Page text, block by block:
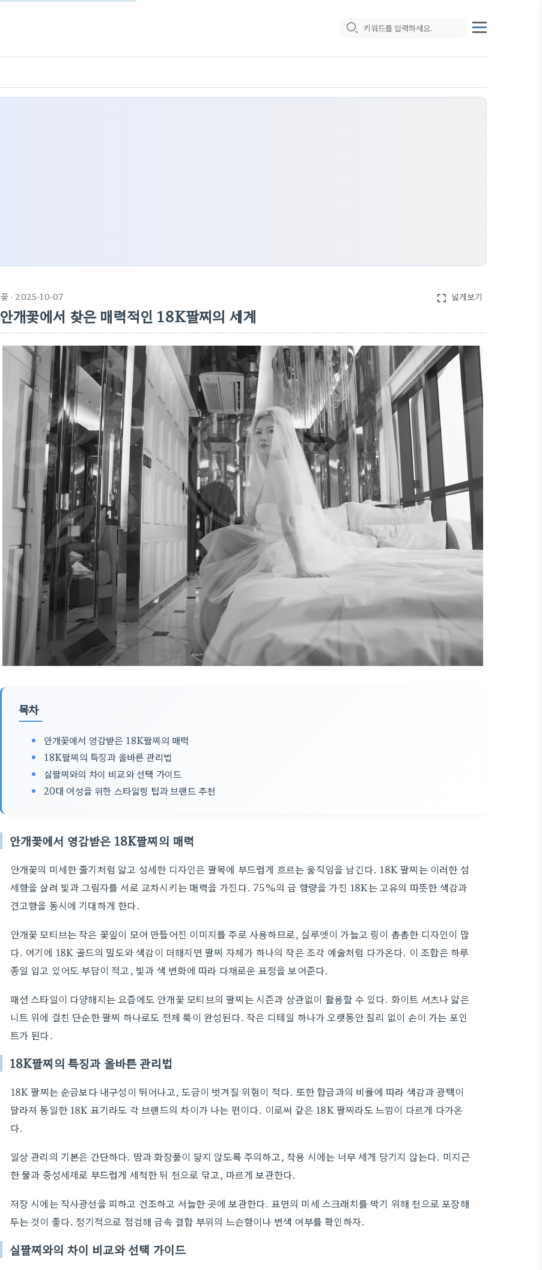
꽃· 2025-10-07 fullscreen 넓게보기
안개꽃에서 찾은 매력적인 18K팔찌의 세계
목차
안개꽃에서 영감받은 18K팔찌의 매력
18K팔찌의 특징과 올바른 관리법
실팔찌와의 차이 비교와 선택 가이드
20대 여성을 위한 스타일링 팁과 브랜드 추천
안개꽃에서 영감받은 18K팔찌의 매력
안개꽃의 미세한 줄기처럼 얇고 섬세한 디자인은 팔목에 부드럽게 흐르는 움직임을 남긴다. 18K 팔찌는 이러한 섬
세함을 살려 빛과 그림자를 서로 교차시키는 매력을 가진다. 75%의 금 함량을 가진 18K는 고유의 따뜻한 색감과
견고함을 동시에 기대하게 한다.
안개꽃 모티브는 작은 꽃잎이 모여 만들어진 이미지를 주로 사용하므로, 실루엣이 가늘고 링이 촘촘한 디자인이 많
다. 여기에 18K 골드의 밀도와 색감이 더해지면 팔찌 자체가 하나의 작은 조각 예술처럼 다가온다. 이 조합은 하루
종일 입고 있어도 부담이 적고, 빛과 색 변화에 따라 다채로운 표정을 보여준다.
패션 스타일이 다양해지는 요즘에도 안개꽃 모티브의 팔찌는 시즌과 상관없이 활용할 수 있다. 화이트 셔츠나 얇은
니트 위에 걸친 단순한 팔찌 하나로도 전체 룩이 완성된다. 작은 디테일 하나가 오랫동안 질리 없이 손이 가는 포인
트가 된다.
18K팔찌의 특징과 올바른 관리법
18K 팔찌는 순금보다 내구성이 뛰어나고, 도금이 벗겨질 위험이 적다. 또한 합금과의 비율에 따라 색감과 광택이
달라져 동일한 18K 표기라도 각 브랜드의 차이가 나는 편이다. 이로써 같은 18K 팔찌라도 느낌이 다르게 다가온
다.
일상 관리의 기본은 간단하다. 땀과 화장품이 닿지 않도록 주의하고, 착용 시에는 너무 세게 당기지 않는다. 미지근
한 물과 중성세제로 부드럽게 세척한 뒤 천으로 닦고, 마르게 보관한다.
저장 시에는 직사광선을 피하고 건조하고 서늘한 곳에 보관한다. 표면의 미세 스크래치를 막기 위해 천으로 포장해
두는 것이 좋다. 정기적으로 점검해 금속 결합 부위의 느슨함이나 변색 여부를 확인하자.
실팔찌와의 차이 비교와 선택 가이드